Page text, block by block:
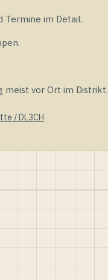
Termine im Detail.
meist vor Ort im Distrikt.
/ DL3CH